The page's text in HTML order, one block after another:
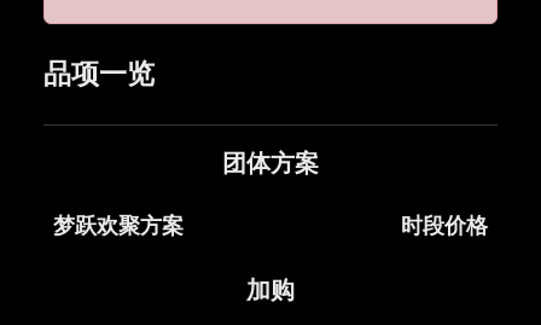
品项一览
团体方案
梦跃欢聚方案 时段价格
加购